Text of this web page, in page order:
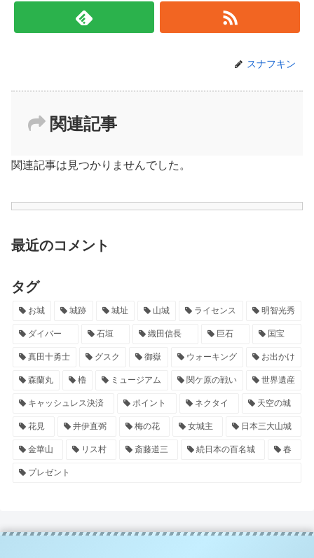
スナフキン
関連記事
関連記事は見つかりませんでした。
最近のコメント
タグ
お城 城跡 城址 山城 ライセンス 明智光秀
ダイバー 石垣 織田信長 巨石 国宝
真田十勇士 グスク 御嶽 ウォーキング お出かけ
森蘭丸 櫓 ミュージアム 関ケ原の戦い 世界遺産
キャッシュレス決済 ポイント ネクタイ 天空の城
花見 井伊直弼 梅の花 女城主 日本三大山城
金華山 リス村 斎藤道三 続日本の百名城 春
プレゼント